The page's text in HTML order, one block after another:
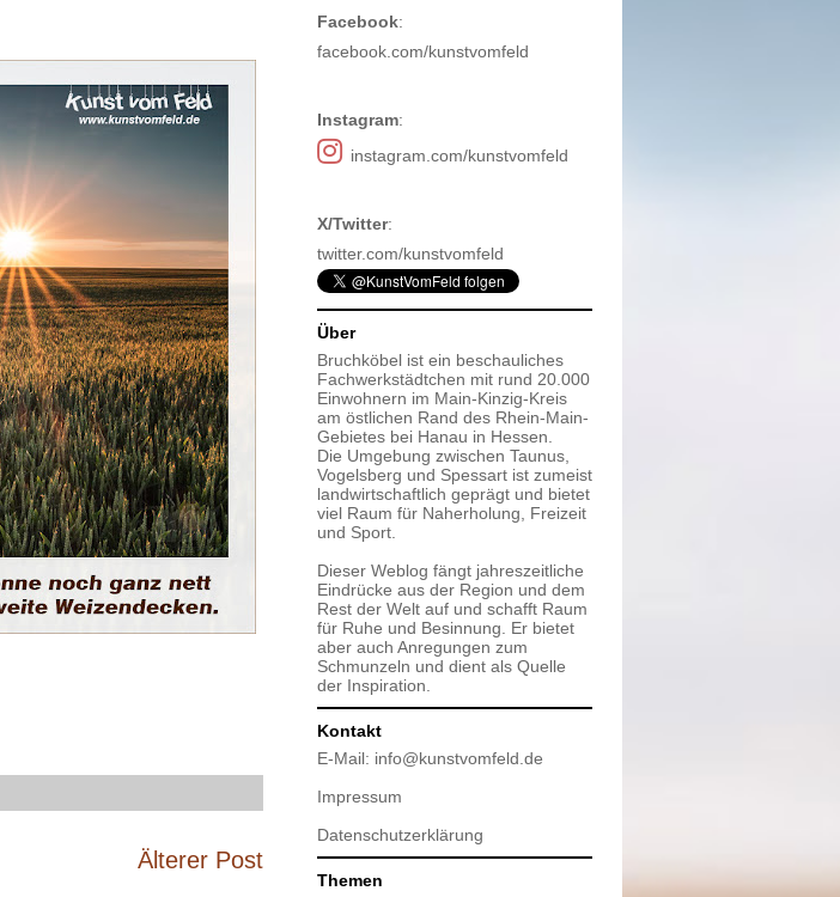
Älterer Post
Facebook:
facebook.com/kunstvomfeld
Instagram:
instagram.com/kunstvomfeld
X/Twitter:
twitter.com/kunstvomfeld
Über
Bruchköbel ist ein beschauliches
Fachwerkstädtchen mit rund 20.000
Einwohnern im Main-Kinzig-Kreis
am östlichen Rand des Rhein-Main-
Gebietes bei Hanau in Hessen.
Die Umgebung zwischen Taunus,
Vogelsberg und Spessart ist zumeist
landwirtschaftlich geprägt und bietet
viel Raum für Naherholung, Freizeit
und Sport.
Dieser Weblog fängt jahreszeitliche
Eindrücke aus der Region und dem
Rest der Welt auf und schafft Raum
für Ruhe und Besinnung. Er bietet
aber auch Anregungen zum
Schmunzeln und dient als Quelle
der Inspiration.
Kontakt
E-Mail: info@kunstvomfeld.de
Impressum
Datenschutzerklärung
Themen